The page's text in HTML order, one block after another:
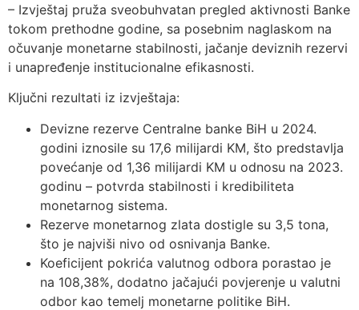
– Izvještaj pruža sveobuhvatan pregled aktivnosti Banke
tokom prethodne godine, sa posebnim naglaskom na
očuvanje monetarne stabilnosti, jačanje deviznih rezervi
i unapređenje institucionalne efikasnosti.
Ključni rezultati iz izvještaja:
Devizne rezerve Centralne banke BiH u 2024.
godini iznosile su 17,6 milijardi KM, što predstavlja
povećanje od 1,36 milijardi KM u odnosu na 2023.
godinu – potvrda stabilnosti i kredibiliteta
monetarnog sistema.
Rezerve monetarnog zlata dostigle su 3,5 tona,
što je najviši nivo od osnivanja Banke.
Koeficijent pokrića valutnog odbora porastao je
na 108,38%, dodatno jačajući povjerenje u valutni
odbor kao temelj monetarne politike BiH.